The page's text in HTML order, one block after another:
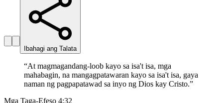
Ibahagi ang Talata
“At magmagandang-loob kayo sa isa't isa, mga
mahabagin, na mangagpatawaran kayo sa isa't isa, gaya
naman ng pagpapatawad sa inyo ng Dios kay Cristo.”
Mga Taga-Efeso 4:32